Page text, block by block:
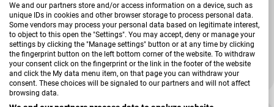
We and our partners store and/or access information on a device, such as
unique IDs in cookies and other browser storage to process personal data.
Some vendors may process your personal data based on legitimate interest,
to object to this open the "Settings". You may accept, deny or manage your
settings by clicking the "Manage settings" button or at any time by clicking
the fingerprint button on the left bottom corner of the website. To withdraw
your consent click on the fingerprint or the link in the footer of the website
and click the My data menu item, on that page you can withdraw your
consent. These choices will be signaled to our partners and will not affect
browsing data.
Badteppich Punto
Verkäufer:
Kleine Wolke
Verkaufspreis
39,99 €
Regulärer Preis
49,99 €